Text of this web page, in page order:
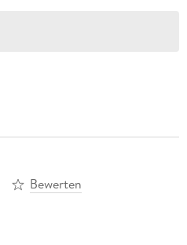
Bewerten